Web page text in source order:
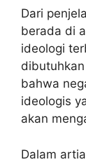
Dari
berada di
ideologi
bahwa
ideologis
akan
Dalam